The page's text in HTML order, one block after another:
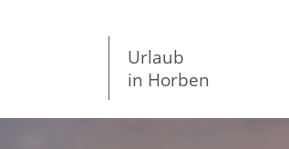
Urlaub
in Horben